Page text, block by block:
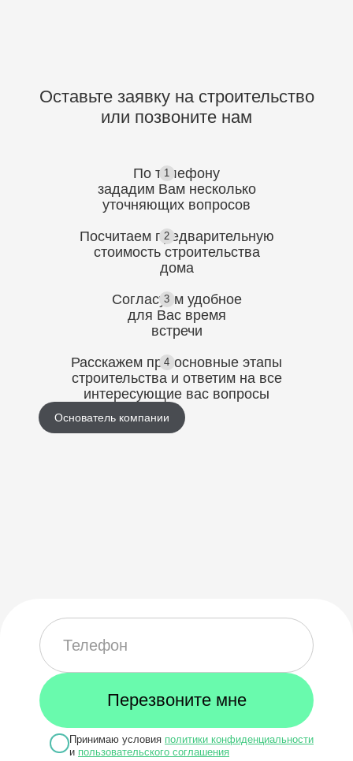
Оставьте заявку на строительство
или позвоните нам
1
По телефону
зададим Вам несколько
уточняющих вопросов
2
Посчитаем предварительную
стоимость строительства
дома
3
Согласуем удобное
для Вас время
встречи
4
Расскажем про основные этапы
строительства и ответим на все
интересующие вас вопросы
Основатель компании
Принимаю условия политики конфиденциальности
и пользовательского соглашения